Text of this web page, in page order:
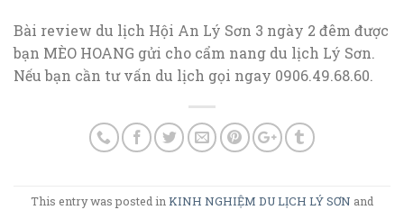
Bài review du lịch Hội An Lý Sơn 3 ngày 2 đêm được
bạn MÈO HOANG gửi cho cẩm nang du lịch Lý Sơn.
Nếu bạn cần tư vấn du lịch gọi ngay 0906.49.68.60.
This entry was posted inKINH NGHIỆM DU LỊCH LÝ SƠN and